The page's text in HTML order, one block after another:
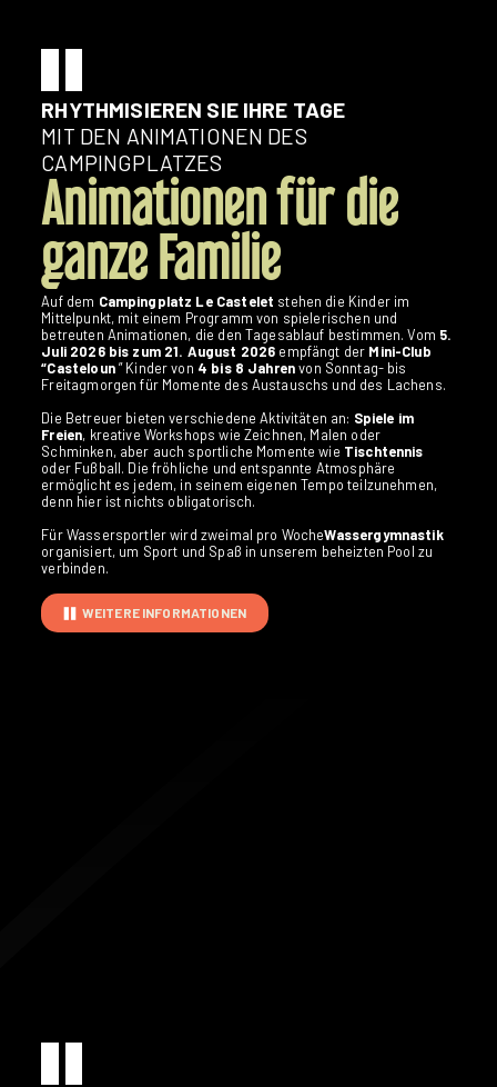
RHYTHMISIEREN SIE IHRE TAGE
MIT DEN ANIMATIONEN DES
CAMPINGPLATZES
Animationen für die
ganze Familie
Auf dem Campingplatz Le Castelet stehen die Kinder im
Mittelpunkt, mit einem Programm von spielerischen und
betreuten Animationen, die den Tagesablauf bestimmen. Vom 5.
Juli 2026 bis zum 21. August 2026 empfängt der Mini-Club
“Casteloun” Kinder von 4 bis 8 Jahrenvon Sonntag- bis
Freitagmorgen für Momente des Austauschs und des Lachens.
Die Betreuer bieten verschiedene Aktivitäten an: Spiele im
Freien, kreative Workshops wie Zeichnen, Malen oder
Schminken, aber auch sportliche Momente wie Tischtennis
oder Fußball. Die fröhliche und entspannte Atmosphäre
ermöglicht es jedem, in seinem eigenen Tempo teilzunehmen,
denn hier ist nichts obligatorisch.
Für Wassersportler wird zweimal pro WocheWassergymnastik
organisiert, um Sport und Spaß in unserem beheizten Pool zu
verbinden.
WEITERE INFORMATIONEN